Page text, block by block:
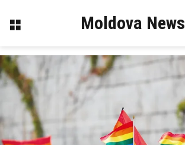
Меню Moldova News